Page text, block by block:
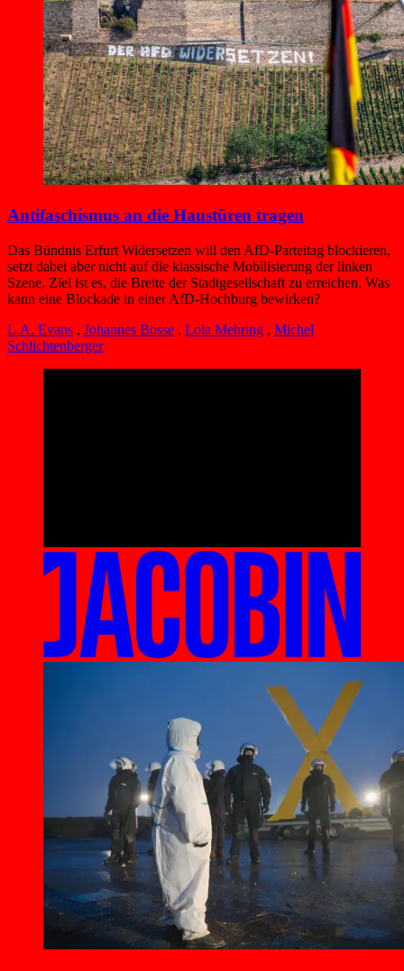
Antifaschismus an die Haustüren tragen
Das Bündnis Erfurt Widersetzen will den AfD-Parteitag blockieren,
setzt dabei aber nicht auf die klassische Mobilisierung der linken
Szene. Ziel ist es, die Breite der Stadtgesellschaft zu erreichen. Was
kann eine Blockade in einer AfD-Hochburg bewirken?
L.A. Evans , Johannes Bosse , Lola Mehring , Michel
Schlichtenberger